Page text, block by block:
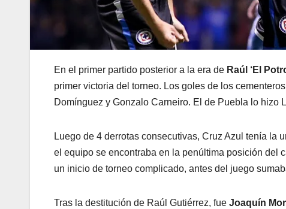
En el primer partido posterior a la era de Raúl ‘El
primer victoria del torneo. Los goles de los
Domínguez y Gonzalo Carneiro. El de Puebla lo hizo
Luego de 4 derrotas consecutivas, Cruz Azul tenía la
el equipo se encontraba en la penúltima posición del
un inicio de torneo complicado, antes del juego
Tras la destitución de Raúl Gutiérrez, fue Joaquín